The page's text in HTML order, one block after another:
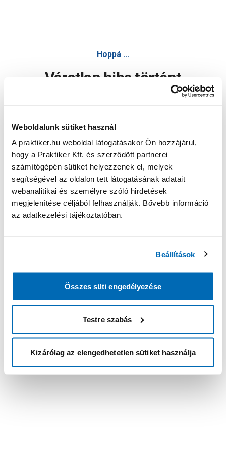
Weboldalunk sütiket használ
A praktiker.hu weboldal látogatásakor Ön hozzájárul,
hogy a Praktiker Kft. és szerződött partnerei
számítógépén sütiket helyezzenek el, melyek
segítségével az oldalon tett látogatásának adatait
webanalitikai és személyre szóló hirdetések
megjelenítése céljából felhasználják. Bővebb információ
az adatkezelési tájékoztatóban.
Beállítások
Összes süti engedélyezése
Testre szabás
Kizárólag az elengedhetetlen sütiket használja
Hoppá ...
Váratlan hiba történt
Oldal újratöltése